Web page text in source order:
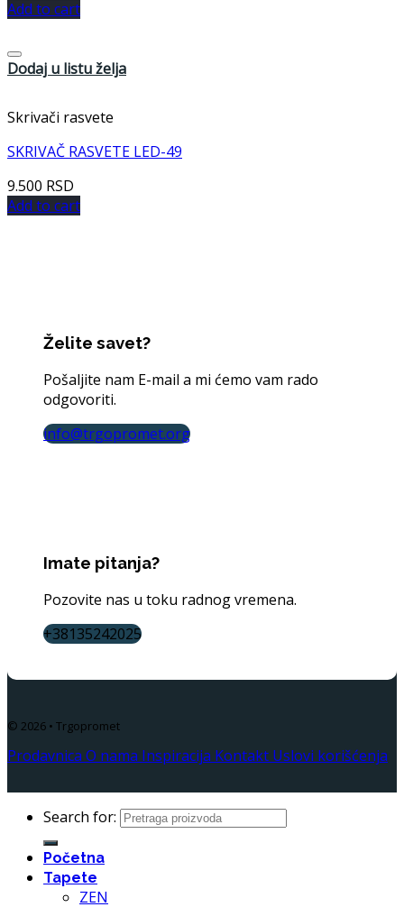
Add to cart
Dodaj u listu želja
Skrivači rasvete
SKRIVAČ RASVETE LED-49
9.500 RSD
Add to cart
Želite savet?
Pošaljite nam E-mail a mi ćemo vam rado
odgovoriti.
info@trgopromet.org
Imate pitanja?
Pozovite nas u toku radnog vremena.
+38135242025
© 2026 • Trgopromet
Prodavnica O nama Inspiracija Kontakt Uslovi korišćenja
Search for:
Početna
Tapete
ZEN